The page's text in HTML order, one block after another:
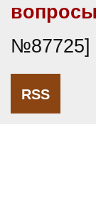
вопросы
№87725]
RSS